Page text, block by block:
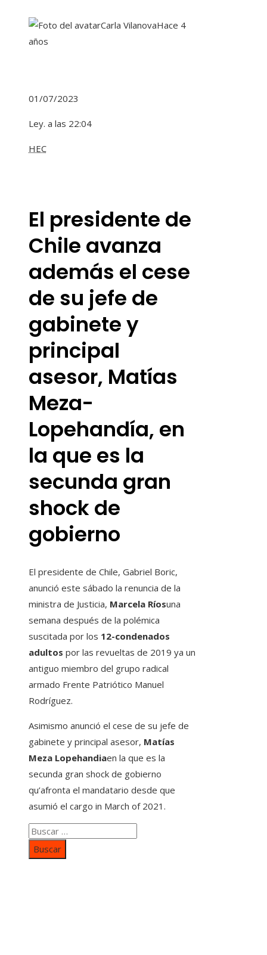
Carla VilanovaHace 4
años
01/07/2023
Ley. a las 22:04
HEC
El presidente de
Chile avanza
además el cese
de su jefe de
gabinete y
principal
asesor, Matías
Meza-
Lopehandía, en
la que es la
secunda gran
shock de
gobierno
El presidente de Chile, Gabriel Boric,
anunció este sábado la renuncia de la
ministra de Justicia, Marcela Ríosuna
semana después de la polémica
suscitada por los 12-condenados
adultos por las revueltas de 2019 ya un
antiguo miembro del grupo radical
armado Frente Patriótico Manuel
Rodríguez.
Asimismo anunció el cese de su jefe de
gabinete y principal asesor, Matías
Meza Lopehandiaen la que es la
secunda gran shock de gobierno
qu’afronta el mandatario desde que
asumió el cargo in March of 2021.
Buscar: